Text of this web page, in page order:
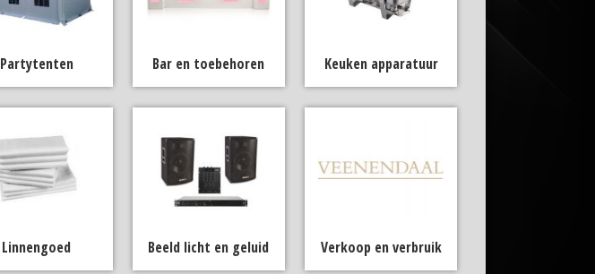
Partytenten Bar en toebehoren Keuken apparatuur
Linnengoed Beeld licht en geluid Verkoop en verbruik